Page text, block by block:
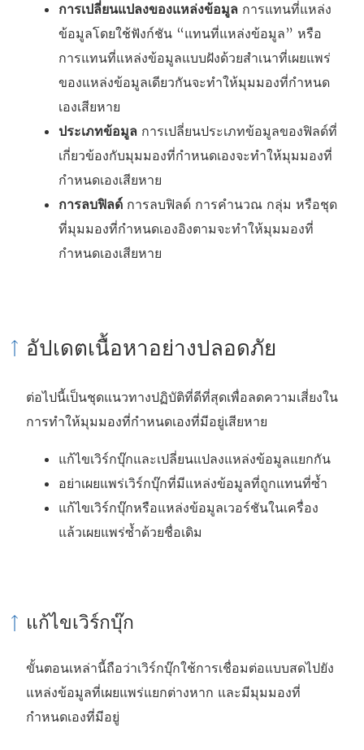
การเปลี่ยนแปลงของแหล่งข้อมูล การแทนที่แหล่ง
ข้อมูลโดยใช้ฟังก์ชัน “แทนที่แหล่งข้อมูล” หรือ
การแทนที่แหล่งข้อมูลแบบฝังด้วยสำเนาที่เผยแพร่
ของแหล่งข้อมูลเดียวกันจะทำให้มุมมองที่กำหนด
เองเสียหาย
ประเภทข้อมูล การเปลี่ยนประเภทข้อมูลของฟิลด์ที่
เกี่ยวข้องกับมุมมองที่กำหนดเองจะทำให้มุมมองที่
กำหนดเองเสียหาย
การลบฟิลด์ การลบฟิลด์ การคำนวณ กลุ่ม หรือชุด
ที่มุมมองที่กำหนดเองอิงตามจะทำให้มุมมองที่
กำหนดเองเสียหาย
อัปเดตเนื้อหาอย่างปลอดภัย
ต่อไปนี้เป็นชุดแนวทางปฏิบัติที่ดีที่สุดเพื่อลดความเสี่ยงใน
การทำให้มุมมองที่กำหนดเองที่มีอยู่เสียหาย
แก้ไขเวิร์กบุ๊กและเปลี่ยนแปลงแหล่งข้อมูลแยกกัน
อย่าเผยแพร่เวิร์กบุ๊กที่มีแหล่งข้อมูลที่ถูกแทนที่ซ้ำ
แก้ไขเวิร์กบุ๊กหรือแหล่งข้อมูลเวอร์ชันในเครื่อง
แล้วเผยแพร่ซ้ำด้วยชื่อเดิม
แก้ไขเวิร์กบุ๊ก
ขั้นตอนเหล่านี้ถือว่าเวิร์กบุ๊กใช้การเชื่อมต่อแบบสดไปยัง
แหล่งข้อมูลที่เผยแพร่แยกต่างหาก และมีมุมมองที่
กำหนดเองที่มีอยู่